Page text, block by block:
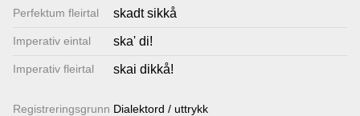
Perfektum fleirtal skadt sikkå
Imperativ eintal ska' di!
Imperativ fleirtal skai dikkå!
Registrerings­grunn Dialektord / uttrykk